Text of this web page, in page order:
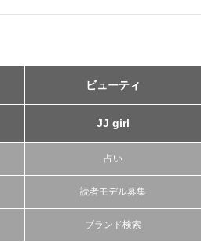
ビューティ
JJ girl
占い
読者モデル募集
ブランド検索